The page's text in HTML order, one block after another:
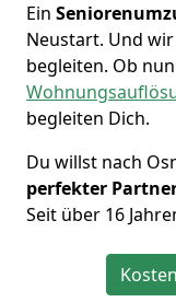
Ein
Neustart. Und
begleiten. Ob
begleiten Dich.
Du willst nach
perfekter
Seit über 16